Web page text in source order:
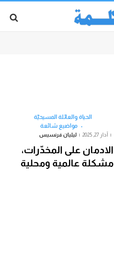
الحياة والعائلة المسيحيّة
مواضيع شائعة
آذار 27, 2025 ليليان فرنسيس
الادمان على المخدّرات،
مشكلة عالمية ومحلية